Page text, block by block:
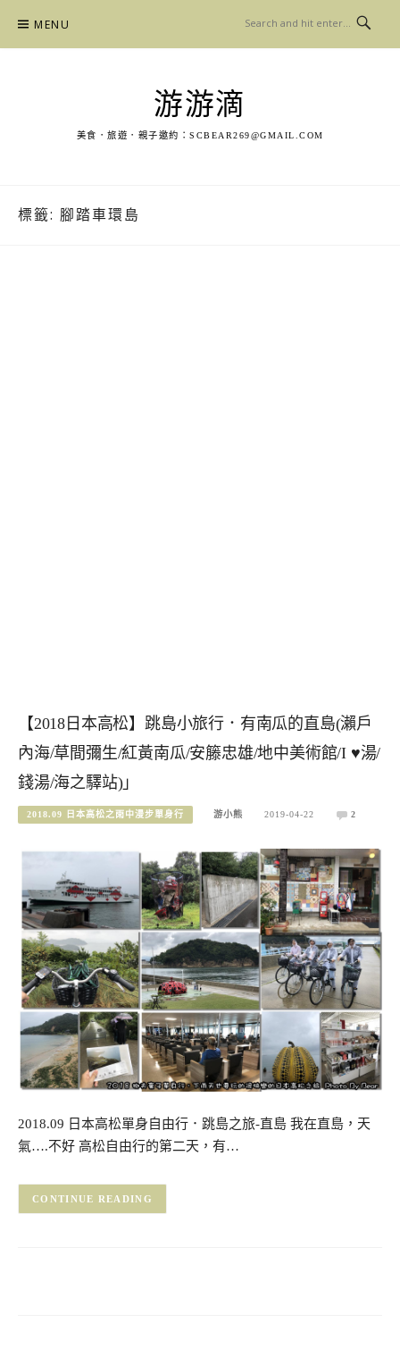
content
MENU
游游滴
美食．旅遊．親子邀約： SCBEAR269@GMAIL.COM
標籤: 腳踏車環島
【2018日本高松】跳島小旅行．有南瓜的直島(瀨戶
內海/草間彌生/紅黃南瓜/安籐忠雄/地中美術館/I ♥湯/
錢湯/海之驛站)」
2018.09 日本高松之雨中漫步單身行 游小熊 2019-04-22 2
2018.09 日本高松單身自由行．跳島之旅-直島 我在直島，天
氣….不好 高松自由行的第二天，有…
CONTINUE READING